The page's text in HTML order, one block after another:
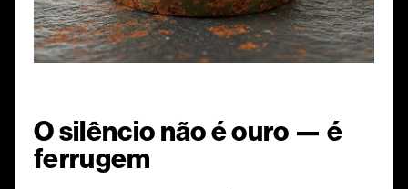
O silêncio não é ouro — é
ferrugem